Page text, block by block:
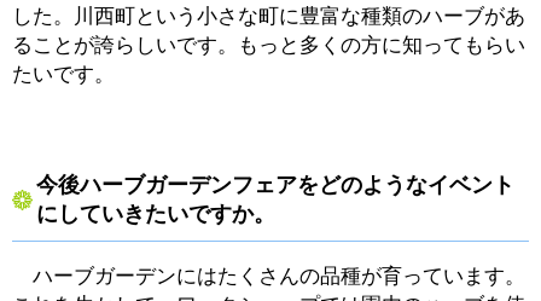
した。川西町という小さな町に豊富な種類のハーブがあ
ることが誇らしいです。もっと多くの方に知ってもらい
たいです。
今後ハーブガーデンフェアをどのようなイベント
にしていきたいですか。
ハーブガーデンにはたくさんの品種が育っています。